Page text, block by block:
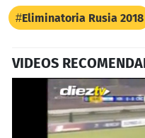
Eliminatoria Rusia 2018
VIDEOS